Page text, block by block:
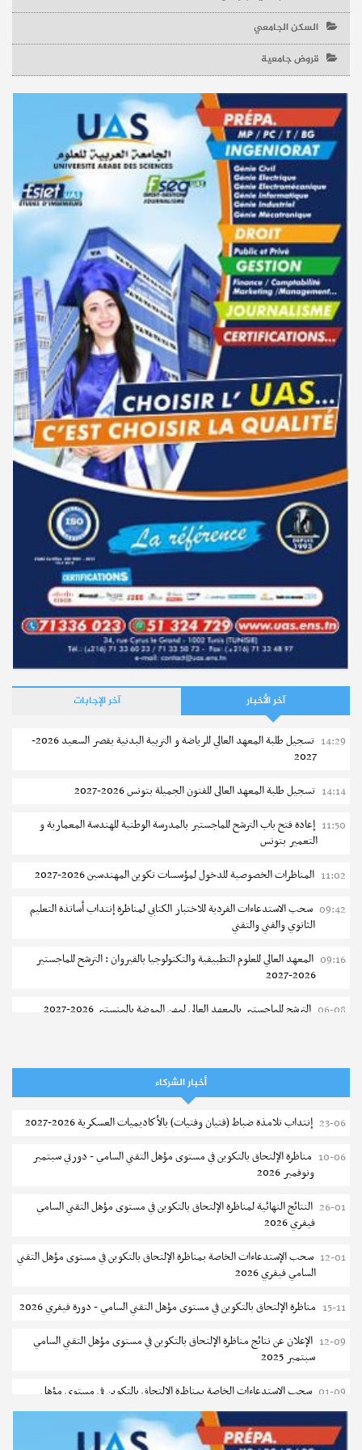
السكن الجامعي
قروض جامعية
آخر الأخبار آخر الإجابات
14:29
تسجيل طلبة المعهد العالي للرياضة و التربية البدنية بقصر السعيد 2026-
2027
14:14 تسجيل طلبة المعهد العالى للفنون الجميلة بتونس 2026-2027
11:50 إعادة فتح باب الترشح للماجستير بالمدرسة الوطنية للهندسة المعمارية و
التعمير بتونس
11:02 المناظرات الخصوصية للدخول لمؤسسات تكوين المهندسين 2026-2027
09:42 سحب الاستدعاءات الفردية للاختبار الكتابي لمناظرة إنتداب أساتذة التعليم
الثانوي والفني والتقني
09:16 المعهد العالي للعلوم التطبيقية والتكنولوجيا بالقيروان : الترشح للماجستير
2026-2027
06-08 الترشح للماجستير بالمعهد العالي لمهن الموضة بالمنستير 2026-2027
تمديد آجال الترشح للماجستير بالمعهد العالي لعلوم و تقنيات المياه بقابس
2026-2027
05-08
بلاغ حول مواعيد الترسيم المدرسي عن بعد بعنوان السنة الدراسية 2026-
الإعلان عن نتائج الدورة الرئيسية للتوجيه الجامعي - باكالوريا 2026
05-08 فتح مناظرة لإنتداب عرفاء بسلك الحرس الوطني لسنة 2026
المعهد العالي للرياضة و التربية البدنية بقصر السعيد : ترسيم السنوات الثانية
كلية العلوم الإقتصادية والتصرف بسوسة : الترشح لماجستير مهني جديد
05-08
2027
أخبار الشركاء
23-06 إنتداب تلامذة ضباط (فتيان وفتيات) بالأكاديميات العسكرية 2026-2027
10-06 مناظرة الإلتحاق بالتكوين في مستوى مؤهل التقني السامي - دورتي سبتمبر
ونوفمبر 2026
26-01 النتائج النهائية لمناظرة الإلتحاق بالتكوين في مستوى مؤهل التقني السامي
فيفري 2026
12-01 سحب الإستدعاءات الخاصة بمناظرة الإلتحاق بالتكوين في مستوى مؤهل التقني
السامي فيفري 2026
15-11 مناظرة الإلتحاق بالتكوين في مستوى مؤهل التقني السامي - دورة فيفري 2026
12-09 الإعلان عن نتائج مناظرة الإلتحاق بالتكوين في مستوى مؤهل التقني السامي
سبتمبر 2025
01-09 سحب الإستدعاءات الخاصة بمناظرة الإلتحاق بالتكوين في مستوى مؤهل
التقني السامي سبتمبر 2025
24-06 دليل التوجيه للأكاديميات والمدارس العسكرية 2025